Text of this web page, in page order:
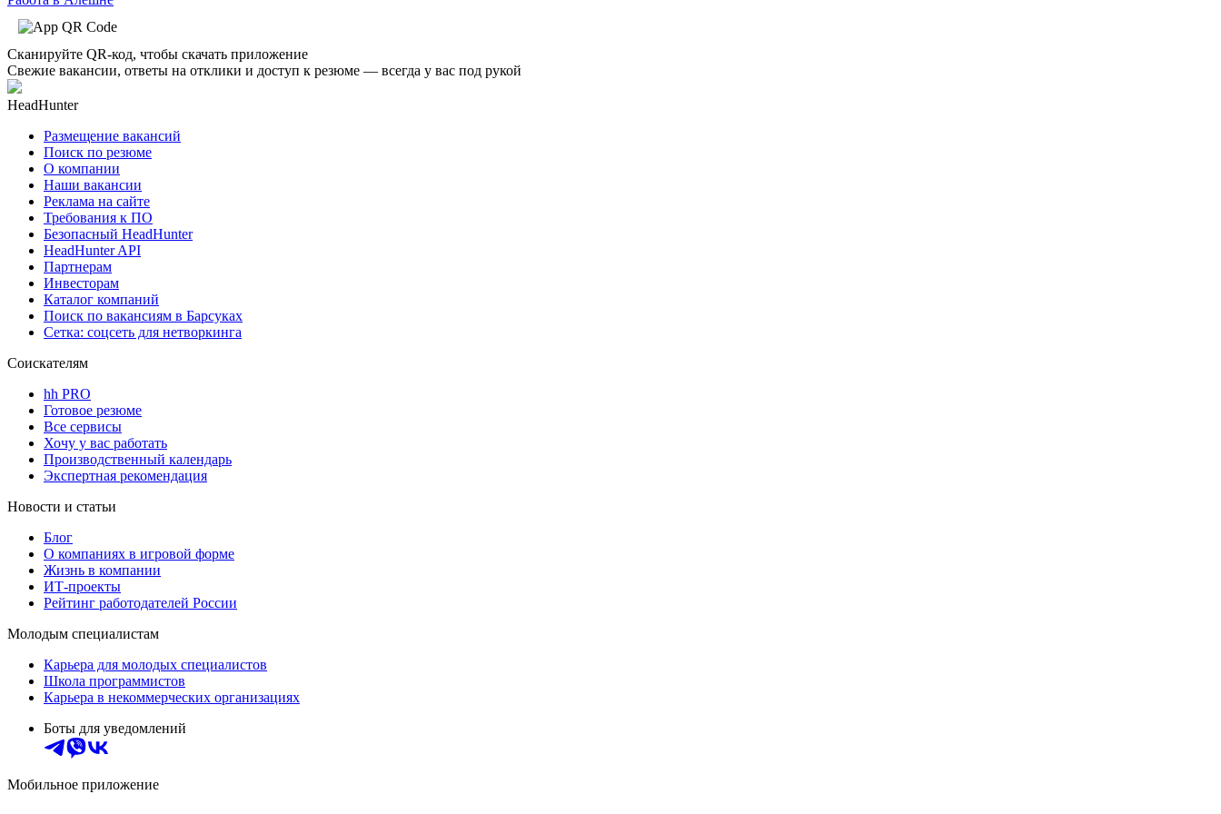
Сканируйте QR-код, чтобы скачать приложение
Свежие вакансии, ответы на отклики и доступ к резюме — всегда у вас под рукой
HeadHunter
Размещение вакансий
Поиск по резюме
О компании
Наши вакансии
Реклама на сайте
Требования к ПО
Безопасный HeadHunter
HeadHunter API
Партнерам
Инвесторам
Каталог компаний
Поиск по вакансиям в Барсуках
Сетка: соцсеть для нетворкинга
Соискателям
hh PRO
Готовое резюме
Все сервисы
Хочу у вас работать
Производственный календарь
Экспертная рекомендация
Новости и статьи
Блог
О компаниях в игровой форме
Жизнь в компании
ИТ-проекты
Рейтинг работодателей России
Молодым специалистам
Карьера для молодых специалистов
Школа программистов
Карьера в некоммерческих организациях
Боты для уведомлений
Мобильное приложение